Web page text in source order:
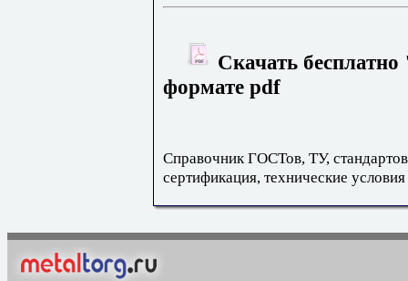
Скачать
формате pdf
Справочник ГОСТов, ТУ,
сертификация, технические условия